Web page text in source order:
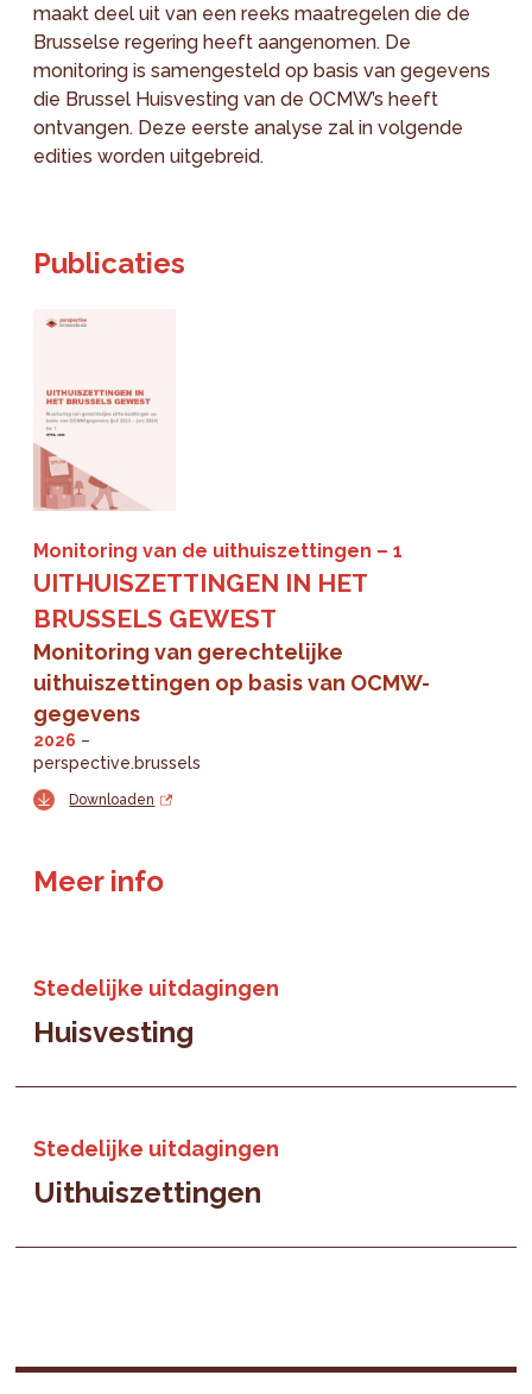
maakt deel uit van een reeks maatregelen die de
Brusselse regering heeft aangenomen. De
monitoring is samengesteld op basis van gegevens
die Brussel Huisvesting van de OCMW’s heeft
ontvangen. Deze eerste analyse zal in volgende
edities worden uitgebreid.
Publicaties
Monitoring van de uithuiszettingen 1
UITHUISZETTINGEN IN HET
BRUSSELS GEWEST
Monitoring van gerechtelijke
uithuiszettingen op basis van OCMW-
gegevens
2026
perspective.brussels
Downloaden
Meer info
Stedelijke uitdagingen
Huisvesting
Stedelijke uitdagingen
Uithuiszettingen